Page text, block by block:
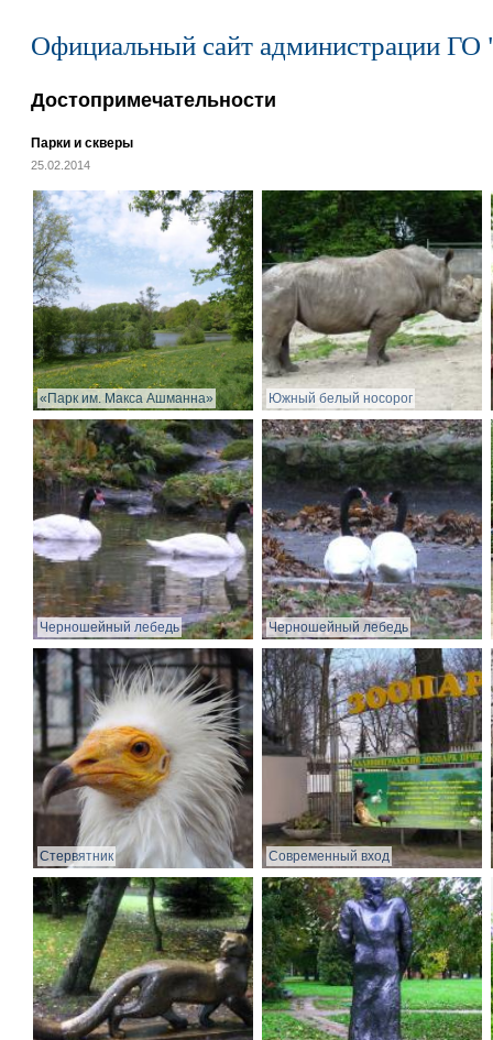
Официальный сайт администрации ГО
Достопримечательности
Парки и скверы
25.02.2014
«Парк им. Макса Ашманна» Южный белый носорог
Черношейный лебедь Черношейный лебедь
Стервятник Современный вход